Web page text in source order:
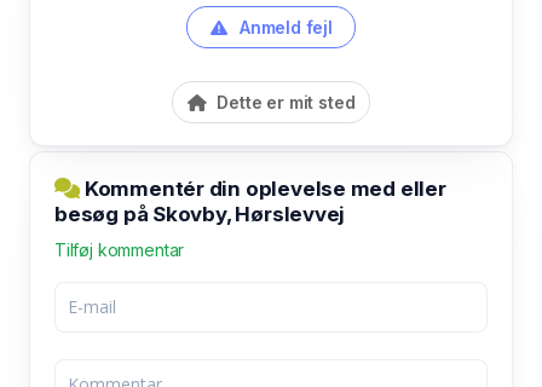
Anmeld fejl
Dette er mit sted
Kommentér din oplevelse med eller
besøg på Skovby, Hørslevvej
Tilføj kommentar